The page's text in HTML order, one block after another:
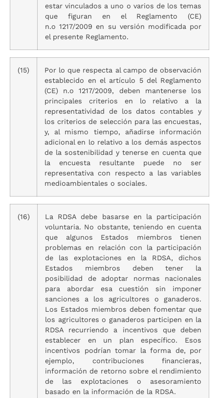
estar vinculados a uno o varios de los temas
que figuran en el Reglamento (CE)
n.o 1217/2009 en su versión modificada por
el presente Reglamento.
(15)
Por lo que respecta al campo de observación
establecido en el artículo 5 del Reglamento
(CE) n.o 1217/2009, deben mantenerse los
principales criterios en lo relativo a la
representatividad de los datos contables y
los criterios de selección para las encuestas,
y, al mismo tiempo, añadirse información
adicional en lo relativo a los demás aspectos
de la sostenibilidad y tenerse en cuenta que
la encuesta resultante puede no ser
representativa con respecto a las variables
medioambientales o sociales.
(16)
La RDSA debe basarse en la participación
voluntaria. No obstante, teniendo en cuenta
que algunos Estados miembros tienen
problemas en relación con la participación
de las explotaciones en la RDSA, dichos
Estados miembros deben tener la
posibilidad de adoptar normas nacionales
para abordar esa cuestión sin imponer
sanciones a los agricultores o ganaderos.
Los Estados miembros deben fomentar que
los agricultores o ganaderos participen en la
RDSA recurriendo a incentivos que deben
establecer en un plan específico. Esos
incentivos podrían tomar la forma de, por
ejemplo, contribuciones financieras,
información de retorno sobre el rendimiento
de las explotaciones o asesoramiento
basado en la información de la RDSA.